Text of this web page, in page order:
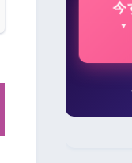
今
▼